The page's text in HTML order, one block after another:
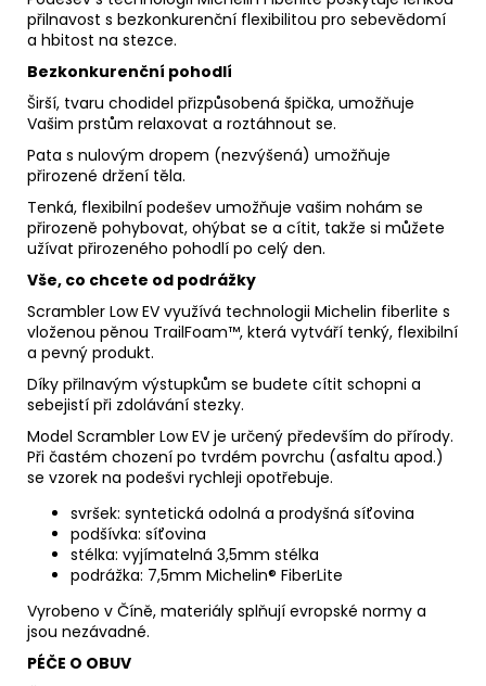
přilnavost s bezkonkurenční flexibilitou pro sebevědomí
a hbitost na stezce.
Bezkonkurenční pohodlí
Širší, tvaru chodidel přizpůsobená špička, umožňuje
Vašim prstům relaxovat a roztáhnout se.
Pata s nulovým dropem (nezvýšená) umožňuje
přirozené držení těla.
Tenká, flexibilní podešev umožňuje vašim nohám se
přirozeně pohybovat, ohýbat se a cítit, takže si můžete
užívat přirozeného pohodlí po celý den.
Vše, co chcete od podrážky​
Scrambler Low EV využívá technologii Michelin fiberlite s
vloženou pěnou TrailFoam™, která vytváří tenký, flexibilní
a pevný produkt.
Díky přilnavým výstupkům se budete cítit schopni a
sebejistí při zdolávání stezky.
Model Scrambler Low EV je určený především do přírody.
Při častém chození po tvrdém povrchu (asfaltu apod.)
se vzorek na podešvi rychleji opotřebuje.
svršek: syntetická odolná a prodyšná síťovina
podšívka: síťovina
stélka: vyjímatelná 3,5mm stélka
podrážka: 7,5mm Michelin® FiberLite
Vyrobeno v Číně, materiály splňují evropské normy a
jsou nezávadné.
PÉČE O OBUV